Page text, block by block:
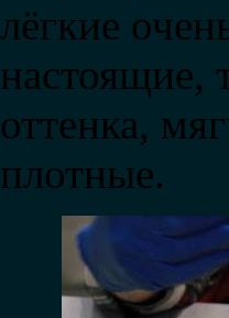
лёгкие
настоящие,
оттенка,
плотные.